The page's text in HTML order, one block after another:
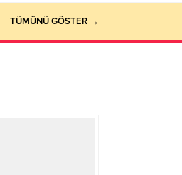
TÜMÜNÜ GÖSTER →